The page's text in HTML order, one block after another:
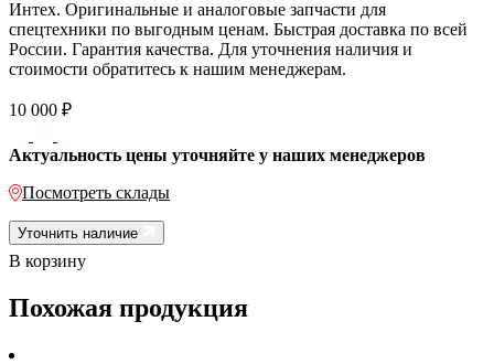
Интех. Оригинальные и аналоговые запчасти для
спецтехники по выгодным ценам. Быстрая доставка по всей
России. Гарантия качества. Для уточнения наличия и
стоимости обратитесь к нашим менеджерам.
10 000 ₽
Актуальность цены уточняйте у наших менеджеров
Посмотреть склады
Уточнить наличие
В корзину
Похожая продукция